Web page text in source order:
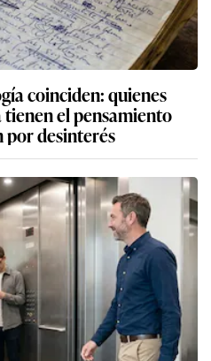
coinciden: quienes
el pensamiento
por desinterés